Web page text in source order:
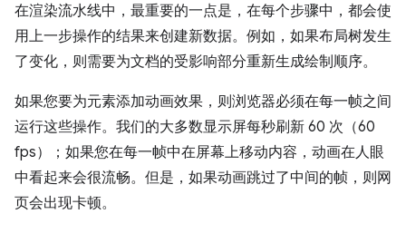
在渲染流水线中，最重要的一点是，在每个步骤中，都会使
用上一步操作的结果来创建新数据。例如，如果布局树发生
了变化，则需要为文档的受影响部分重新生成绘制顺序。
如果您要为元素添加动画效果，则浏览器必须在每一帧之间
运行这些操作。我们的大多数显示屏每秒刷新 60 次（60
fps）；如果您在每一帧中在屏幕上移动内容，动画在人眼
中看起来会很流畅。但是，如果动画跳过了中间的帧，则网
页会出现卡顿。